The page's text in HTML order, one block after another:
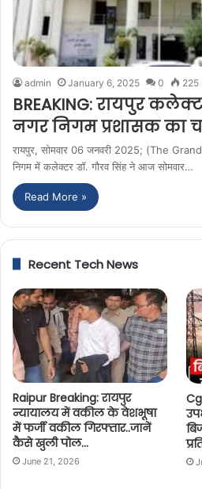
admin January 6, 2025 0 225
BREAKING: रायपुर
नगर निगम प्रशासक का
रायपुर, सोमवार 06 जनवरी 2025; (The
निगम में कलेक्टर डॉ. गौरव सिंह ने आज सोमवार…
Read More »
Recent Tech News
Raipur Breaking: रायपुर
न्यायालय में वकील के वेशभूषा
में फर्जी वकील गिरफ्तार..जानें
कैसे खुली पोल…
June 21, 2026